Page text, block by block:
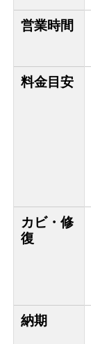
営業時間
料金目安
カビ・修
復
納期